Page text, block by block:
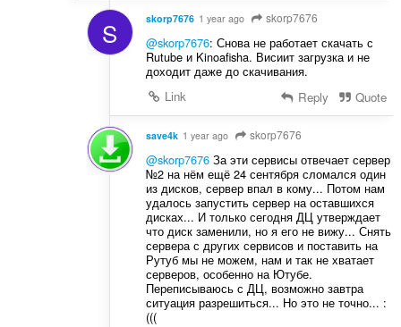
S skorp7676 1 year ago skorp7676
@skorp7676: Снова не работает скачать с
Rutube и Kinoafisha. Висиит загрузка и не
доходит даже до скачивания.
Link
Reply Quote
save4k 1 year ago skorp7676
@skorp7676За эти сервисы отвечает сервер
№2 на нём ещё 24 сентября сломался один
из дисков, сервер впал в кому... Потом нам
удалось запустить сервер на оставшихся
дисках... И только сегодня ДЦ утверждает
что диск заменили, но я его не вижу... Снять
сервера с других сервисов и поставить на
Рутуб мы не можем, нам и так не хватает
серверов, особенно на Ютубе.
Переписываюсь с ДЦ, возможно завтра
ситуация разрешиться... Но это не точно... :
(((